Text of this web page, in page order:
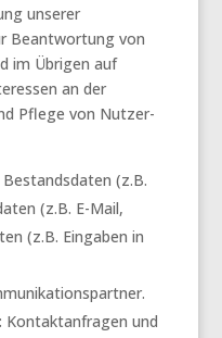
unserer
Beantwortung von
im Übrigen auf
an der
Pflege von Nutzer-
Bestandsdaten (z.B.
(z.B. E-Mail,
(z.B. Eingaben in
Kontaktanfragen und